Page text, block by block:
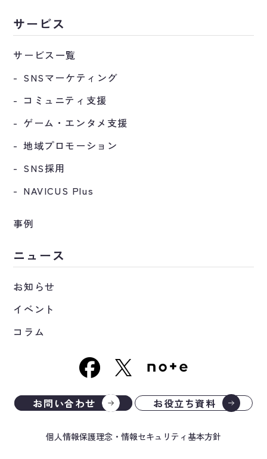
サービス
サービス一覧
SNSマーケティング
コミュニティ支援
ゲーム・エンタメ支援
地域プロモーション
SNS採用
NAVICUS Plus
事例
ニュース
お知らせ
イベント
コラム
お問い合わせ お役立ち資料
個人情報保護理念・情報セキュリティ基本方針